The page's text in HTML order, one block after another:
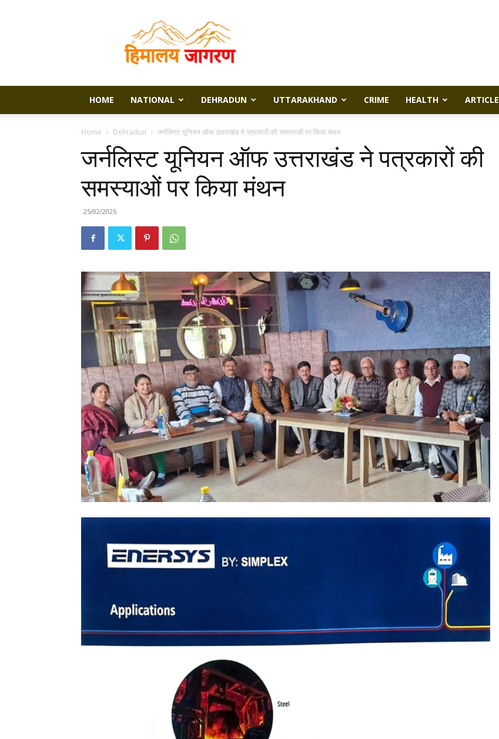
Himalaya
Jagran
HOME NATIONAL DEHRADUN UTTARAKHAND CRIME HEALTH ARTICLE
Home Dehradun जर्नलिस्ट यूनियन ऑफ उत्तराखंड ने पत्रकारों की समस्याओं पर किया मंथन
जर्नलिस्ट यूनियन ऑफ उत्तराखंड ने पत्रकारों की
समस्याओं पर किया मंथन
25/02/2025